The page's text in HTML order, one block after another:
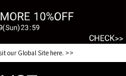
our Global Site here. >>
Present Campaign CHECK IT>>